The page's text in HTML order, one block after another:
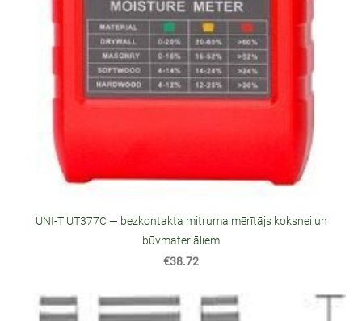
UNI‑T UT377C — bezkontakta mitruma mērītājs koksnei un
būvmateriāliem
€38.72